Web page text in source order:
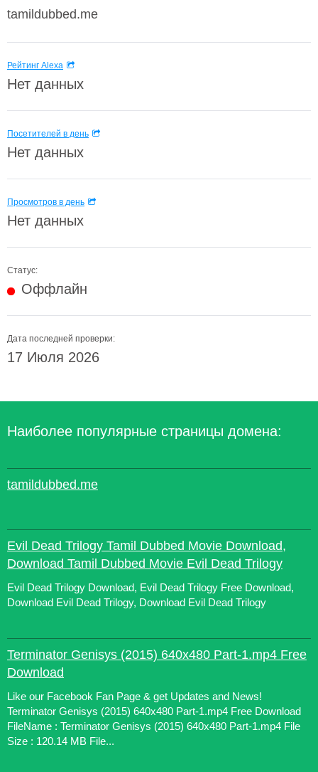
tamildubbed.me
Рейтинг Alexa
Нет данных
Посетителей в день
Нет данных
Просмотров в день
Нет данных
Статус:
Оффлайн
Дата последней проверки:
17 Июля 2026
Наиболее популярные страницы домена:
tamildubbed.me
Evil Dead Trilogy Tamil Dubbed Movie Download,
Download Tamil Dubbed Movie Evil Dead Trilogy
Evil Dead Trilogy Download, Evil Dead Trilogy Free Download,
Download Evil Dead Trilogy, Download Evil Dead Trilogy
Terminator Genisys (2015) 640x480 Part-1.mp4 Free
Download
Like our Facebook Fan Page & get Updates and News!
Terminator Genisys (2015) 640x480 Part-1.mp4 Free Download
FileName : Terminator Genisys (2015) 640x480 Part-1.mp4 File
Size : 120.14 MB File...